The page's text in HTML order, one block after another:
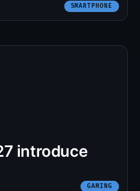
SMARTPHONE
introduce
GAMING